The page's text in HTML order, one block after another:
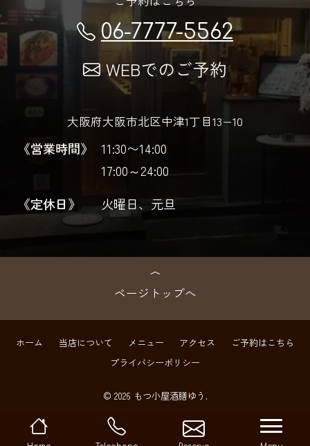
06-7777-5562
WEBでのご予約
大阪府大阪市北区中津1丁目13−10
《営業時間》
11:30〜14:00
17:00～24:00
《定休日》
火曜日、元旦
ページトップへ
ホーム 当店について メニュー アクセス
ご予約はこちら
プライバシーポリシー
© 2026 もつ小屋酒膳ゆう.